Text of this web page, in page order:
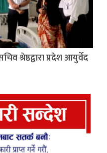
श्रेष्ठद्वारा प्रदेश आयुर्वेद